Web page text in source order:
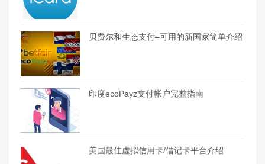
贝费尔和生态支付–可用的新国家简单介绍
印度ecoPayz支付帐户完整指南
美国最佳虚拟信用卡/借记卡平台介绍